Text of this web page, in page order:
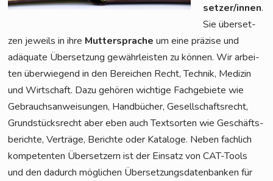
set­zer/in­nen.
Sie über­set­
zen jeweils in ihre Mut­ter­spra­che um eine prä­zi­se und
adäqua­te Über­set­zung gewähr­leis­ten zu kön­nen. Wir arbei­
ten über­wie­gend in den Berei­chen Recht, Tech­nik, Medi­zin
und Wirt­schaft. Dazu gehö­ren wich­ti­ge Fach­ge­bie­te wie
Gebrauchs­an­wei­sun­gen, Hand­bü­cher, Gesell­schafts­recht,
Grund­stücks­recht aber eben auch Text­sor­ten wie Geschäfts­
be­rich­te, Ver­trä­ge, Berich­te oder Kata­lo­ge. Neben fach­lich
kom­pe­ten­ten Über­set­zern ist der Ein­satz von CAT-Tools
und den dadurch mög­li­chen Über­set­zungs­da­ten­ban­ken für